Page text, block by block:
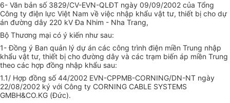
6- Văn bản số 3829/CV-EVN-QLĐT ngày 09/09/2002 của Tổng
Công ty điện lực Việt Nam về việc nhập khẩu vật tư, thiết bị cho dự
án đường dây 220 kV Đa Nhim - Nha Trang,
Bộ Thương mại có ý kiến như sau:
1- Đồng ý Ban quản lý dự án các công trình điện miền Trung nhập
khẩu vật tư, thiết bị cho đường dây và các trạm biến áp miền Trung
theo các hợp đồng nhập khẩu sau:
1.1/ Hợp đồng số 44/2002 EVN-CPPMB-CORNING/DN-NT ngày
22/08/2002 ký với Công ty CORNING CABLE SYSTEMS
GMBH&CO.KG (Đức).